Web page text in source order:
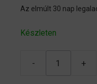
Az elmúlt 30 nap
Készleten
- +